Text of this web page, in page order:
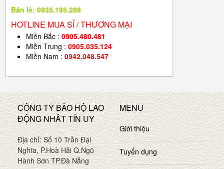
Bán lẻ: 0935.195.288
HOTLINE MUA SỈ / THƯƠNG MẠI
Miền Bắc : 0905.480.481
Miền Trung : 0905.035.124
Miền Nam : 0942.048.547
CÔNG TY BẢO HỘ LAO
ĐỘNG NHÂT TÍN UY
Địa chỉ: Số 10 Trần Đại
Nghĩa, P.Hoà Hải Q.Ngũ
Hành Sơn TP.Đà Nẵng
MENU
Giới thiệu
Tuyển dụng